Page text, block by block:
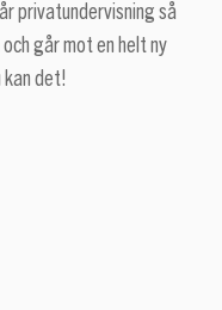
privatundervisning så
går mot en helt ny
det!